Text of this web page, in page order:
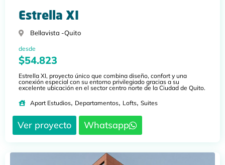
Estrella XI
Bellavista -Quito
desde
$54.823
Estrella XI, proyecto único que combina diseño, confort y una
conexión especial con su entorno privilegiado gracias a su
excelente ubicación en el sector centro norte de la Ciudad de Quito.
Apart Estudios, Departamentos, Lofts, Suites
Ver proyecto Whatsapp